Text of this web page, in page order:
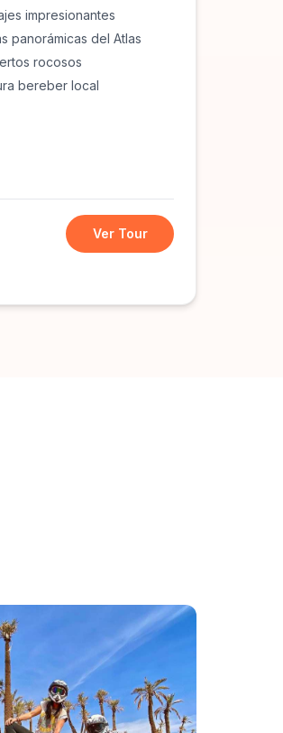
impresionantes
panorámicas del Atlas
rocosos
bereber local
Ver Tour